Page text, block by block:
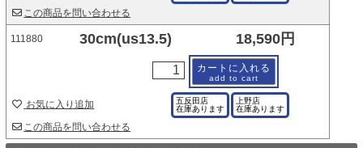
この商品を問い合わせる
111880 30cm(us13.5) 18,590円
カートに入れる
add to cart
五反田店
在庫あります
上野店
在庫あります
お気に入り追加
この商品を問い合わせる